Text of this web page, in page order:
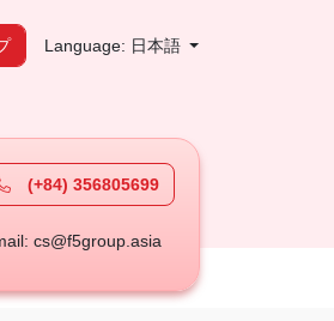
Language: 日本語
(+84) 356805699
cs@f5group.asia